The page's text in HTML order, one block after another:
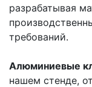
разрабатывая
требований.
Алюминиевые
нашем стенде,